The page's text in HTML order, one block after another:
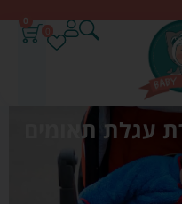
0
עגלת תאומים